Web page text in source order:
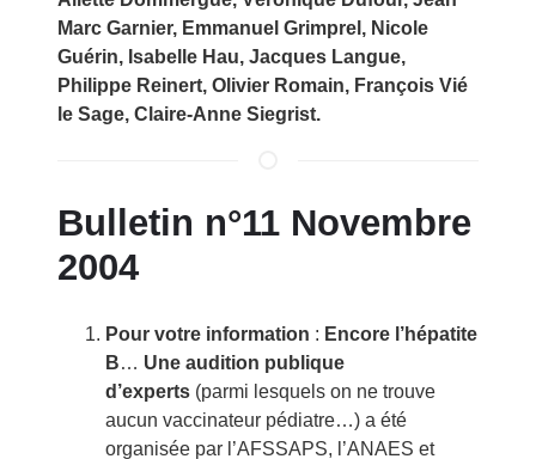
Marc Garnier, Emmanuel Grimprel, Nicole
Guérin, Isabelle Hau, Jacques Langue,
Philippe Reinert, Olivier Romain, François Vié
le Sage, Claire-Anne Siegrist.
Bulletin n°11 Novembre
2004
Pour votre information : Encore l’hépatite
B… Une audition publique
d’experts (parmi lesquels on ne trouve
aucun vaccinateur pédiatre…) a été
organisée par l’AFSSAPS, l’ANAES et